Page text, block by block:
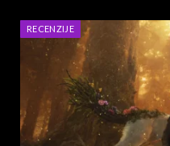
RECENZIJE